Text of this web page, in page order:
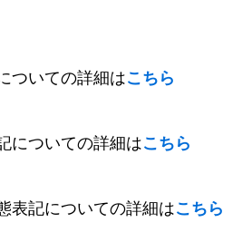
ついての詳細はこちら
についての詳細はこちら
表記についての詳細はこちら